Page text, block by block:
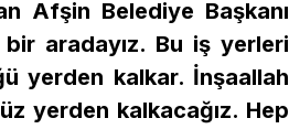
Afşin Belediye Başkanı
bir aradayız. Bu iş yerleri
yerden kalkar. İnşaallah
yerden kalkacağız. Hep